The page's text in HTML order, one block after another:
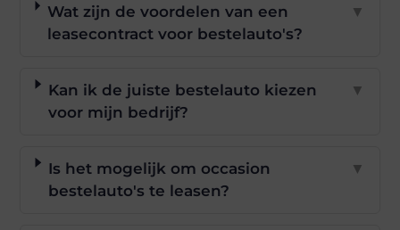
Wat zijn de voordelen van een
leasecontract voor bestelauto's?
▼
Kan ik de juiste bestelauto kiezen
voor mijn bedrijf?
▼
Is het mogelijk om occasion
bestelauto's te leasen?
▼